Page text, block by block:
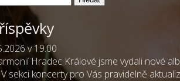
v 19.00
Hradec Králové jsme vydali nové
sekci koncerty pro Vás pravidelně